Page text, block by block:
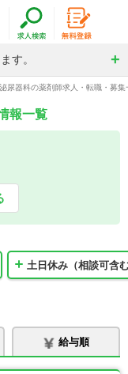
す。
尿器科の薬剤師求人・転職・募集
報一覧
土日休み（相談可含
給与順